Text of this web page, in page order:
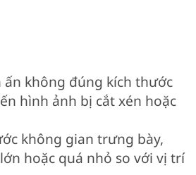
ấn không đúng kích thước
hình ảnh bị cắt xén hoặc
không gian trưng bày,
hoặc quá nhỏ so với vị trí